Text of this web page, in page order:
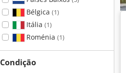
Bélgica (1)
Itália (1)
Roménia (1)
Condição